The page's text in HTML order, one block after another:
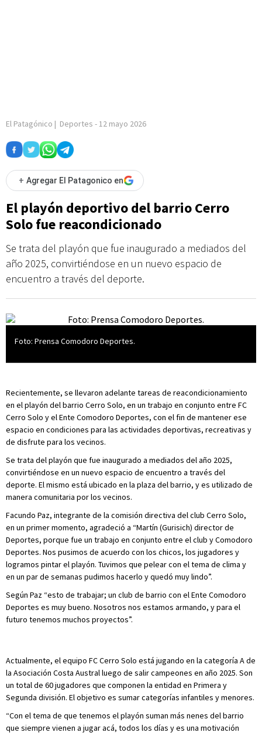
El Patagónico | Deportes - 12 mayo 2026
+ Agregar El Patagonico en
El playón deportivo del barrio Cerro
Solo fue reacondicionado
Se trata del playón que fue inaugurado a mediados del
año 2025, convirtiéndose en un nuevo espacio de
encuentro a través del deporte.
Foto: Prensa Comodoro Deportes.
Recientemente, se llevaron adelante tareas de reacondicionamiento
en el playón del barrio Cerro Solo, en un trabajo en conjunto entre FC
Cerro Solo y el Ente Comodoro Deportes, con el fin de mantener ese
espacio en condiciones para las actividades deportivas, recreativas y
de disfrute para los vecinos.
Se trata del playón que fue inaugurado a mediados del año 2025,
convirtiéndose en un nuevo espacio de encuentro a través del
deporte. El mismo está ubicado en la plaza del barrio, y es utilizado de
manera comunitaria por los vecinos.
Facundo Paz, integrante de la comisión directiva del club Cerro Solo,
en un primer momento, agradeció a “Martín (Gurisich) director de
Deportes, porque fue un trabajo en conjunto entre el club y Comodoro
Deportes. Nos pusimos de acuerdo con los chicos, los jugadores y
logramos pintar el playón. Tuvimos que pelear con el tema de clima y
en un par de semanas pudimos hacerlo y quedó muy lindo”.
Según Paz “esto de trabajar; un club de barrio con el Ente Comodoro
Deportes es muy bueno. Nosotros nos estamos armando, y para el
futuro tenemos muchos proyectos”.
Actualmente, el equipo FC Cerro Solo está jugando en la categoría A de
la Asociación Costa Austral luego de salir campeones en año 2025. Son
un total de 60 jugadores que componen la entidad en Primera y
Segunda división. El objetivo es sumar categorías infantiles y menores.
“Con el tema de que tenemos el playón suman más nenes del barrio
que siempre vienen a jugar acá, todos los días y es una motivación